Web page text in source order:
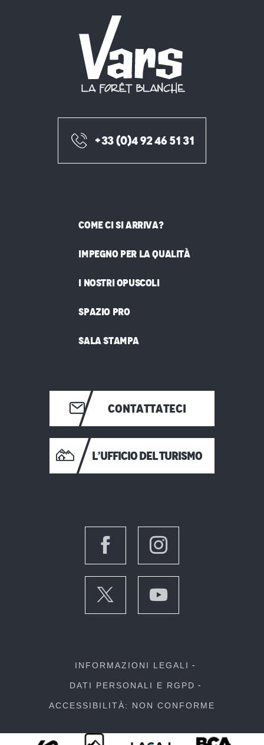
+33 (0)4 92 46 51 31
COME CI SI ARRIVA?
IMPEGNO PER LA QUALITÀ
I NOSTRI OPUSCOLI
SPAZIO PRO
SALA STAMPA
CONTATTATECI
L’UFFICIO DEL TURISMO
INFORMAZIONI LEGALI
DATI PERSONALI E RGPD
ACCESSIBILITÀ: NON CONFORME